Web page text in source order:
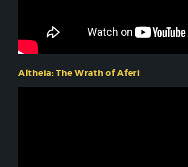
Altheia: The Wrath of Aferi